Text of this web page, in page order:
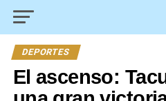
DEPORTES
El ascenso: